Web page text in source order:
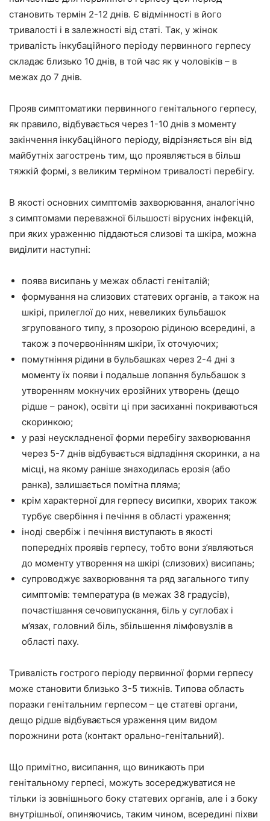
становить термін 2-12 днів. Є відмінності в його
тривалості і в залежності від статі. Так, у жінок
тривалість інкубаційного періоду первинного герпесу
складає близько 10 днів, в той час як у чоловіків – в
межах до 7 днів.
Прояв симптоматики первинного генітального герпесу,
як правило, відбувається через 1-10 днів з моменту
закінчення інкубаційного періоду, відрізняється він від
майбутніх загострень тим, що проявляється в більш
тяжкій формі, з великим терміном тривалості перебігу.
В якості основних симптомів захворювання, аналогічно
з симптомами переважної більшості вірусних інфекцій,
при яких ураженню піддаються слизові та шкіра, можна
виділити наступні:
поява висипань у межах області геніталій;
формування на слизових статевих органів, а також на
шкірі, прилеглої до них, невеликих бульбашок
згрупованого типу, з прозорою рідиною всередині, а
також з почервонінням шкіри, їх оточуючих;
помутніння рідини в бульбашках через 2-4 дні з
моменту їх появи і подальше лопання бульбашок з
утворенням мокнучих ерозійних утворень (дещо
рідше – ранок), освіти ці при засиханні покриваються
скоринкою;
у разі неускладненої форми перебігу захворювання
через 5-7 днів відбувається відпадіння скоринки, а на
місці, на якому раніше знаходилась ерозія (або
ранка), залишається помітна пляма;
крім характерної для герпесу висипки, хворих також
турбує свербіння і печіння в області ураження;
іноді свербіж і печіння виступають в якості
попередніх проявів герпесу, тобто вони з’являються
до моменту утворення на шкірі (слизових) висипань;
супроводжує захворювання та ряд загального типу
симптомів: температура (в межах 38 градусів),
почастішання сечовипускання, біль у суглобах і
м’язах, головний біль, збільшення лімфовузлів в
області паху.
Тривалість гострого періоду первинної форми герпесу
може становити близько 3-5 тижнів. Типова область
поразки генітальним герпесом – це статеві органи,
дещо рідше відбувається ураження цим видом
порожнини рота (контакт орально-генітальний).
Що примітно, висипання, що виникають при
генітальному герпесі, можуть зосереджуватися не
тільки із зовнішнього боку статевих органів, але і з боку
внутрішньої, опиняючись, таким чином, всередині піхви